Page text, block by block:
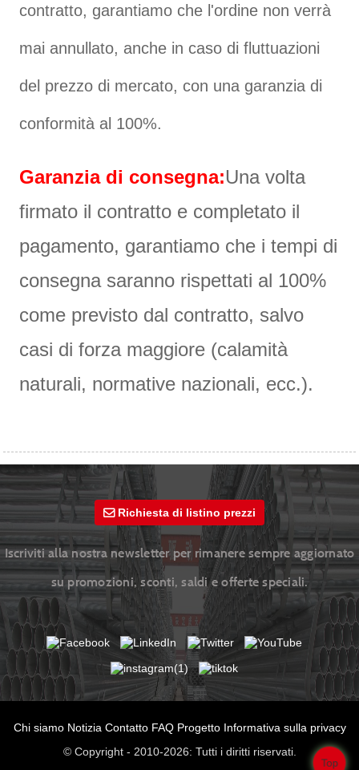
contratto, garantiamo che l'ordine non verrà
mai annullato, anche in caso di fluttuazioni
del prezzo di mercato, con una garanzia di
conformità al 100%.
Garanzia di consegna:Una volta
firmato il contratto e completato il
pagamento, garantiamo che i tempi di
consegna saranno rispettati al 100%
come previsto dal contratto, salvo
casi di forza maggiore (calamità
naturali, normative nazionali, ecc.).
Richiesta di listino prezzi
Iscriviti alla nostra newsletter per rimanere sempre aggiornato
su promozioni, sconti, saldi e offerte speciali.
Chi siamo Notizia Contatto FAQ Progetto Informativa sulla privacy
© Copyright - 2010-2026: Tutti i diritti riservati.
Top